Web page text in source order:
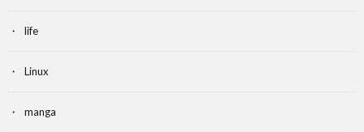
life
Linux
manga